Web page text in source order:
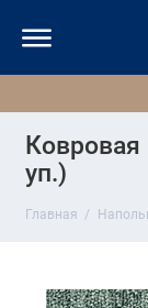
уп.)
Главная